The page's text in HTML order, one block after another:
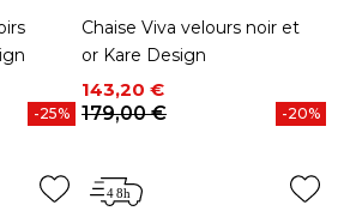
-25%
Chaise Viva velours noir et
or Kare Design
Prix
143,20 €
Prix de base
179,00 €
-20%